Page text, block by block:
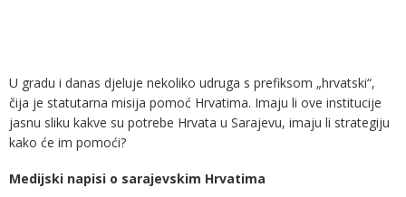
U gradu i danas djeluje nekoliko udruga s prefiksom „hrvatski“,
čija je statutarna misija pomoć Hrvatima. Imaju li ove institucije
jasnu sliku kakve su potrebe Hrvata u Sarajevu, imaju li strategiju
kako će im pomoći?
Medijski napisi o sarajevskim Hrvatima